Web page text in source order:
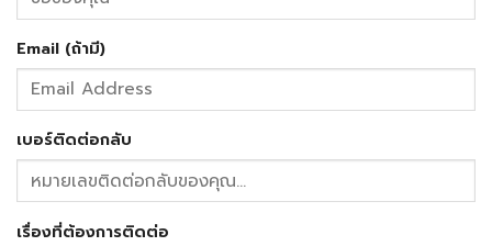
Email (ถ้ามี)
เบอร์ติดต่อกลับ
เรื่องที่ต้องการติดต่อ